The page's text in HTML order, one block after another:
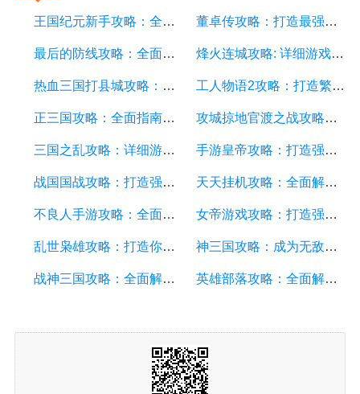
王国纪元新手攻略：全面解析游戏基础、升级策略和资源管理 董卓传攻略：打造最强势力，征战乱世！
最后的防线攻略：全面解析、战术指南和技巧 烽火连城攻略: 详细游戏攻略方面的描述
热血三国打县城攻略：带你征战沙场，征服敌城的终极策略 工人物语2攻略：打造繁荣的村庄，获得丰厚奖励
正三国攻略：全面指南、战略技巧、装备强化和英雄培养 攻城掠地官渡之战攻略：全面指南、战略布局与胜利秘诀
三国之乱攻略：详细游戏攻略方面的描述 手游皇帝攻略：打造强大的帝国，征服全服玩家
战国国战攻略：打造强大的国家，征服整个游戏世界 天天挂机攻略：全面解析游戏技巧、装备升级和资源获取
不良人手游攻略：全面指南、技巧和策略分享 女帝游戏攻略：打造强大帝国的秘诀、策略和技巧
乱世枭雄攻略：打造你的帝国，征服乱世！ 神三国攻略：成为无敌的战略家，征服三国乱世
战神三国攻略：全面解析游戏技巧、战略和角色培养 英雄部落攻略：全面解析游戏技巧、战略和资源管理